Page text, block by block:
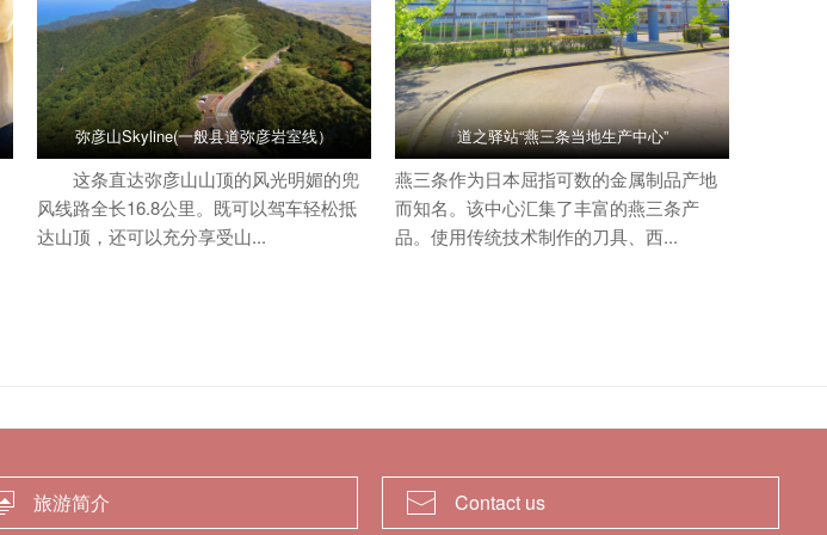
弥彦山Skyline(一般县道弥彦岩室线）
这条直达弥彦山山顶的风光明媚的兜
风线路全长16.8公里。既可以驾车轻松抵
达山顶，还可以充分享受山...
道之驿站“燕三条当地生产中心”
燕三条作为日本屈指可数的金属制品产地
而知名。该中心汇集了丰富的燕三条产
品。使用传统技术制作的刀具、西...
旅游简介 Contact us